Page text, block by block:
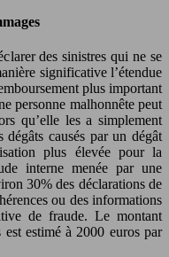
des sinistres qui ne se
significative l’étendue
plus important
personne malhonnête peut
qu’elle les a simplement
causés par un dégât
plus élevée pour la
interne menée par une
30% des déclarations de
ou des informations
de fraude. Le montant
est estimé à 2000 euros par